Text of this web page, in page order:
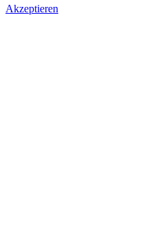
Akzeptieren